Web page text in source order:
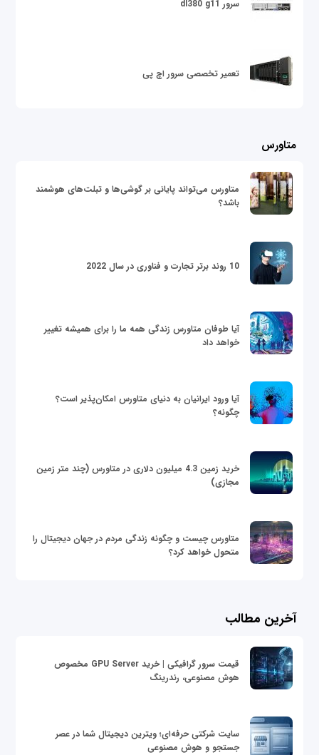
سرور dl380 g11
تعمیر تخصصی سرور اچ پی
متاورس
متاورس می‌تواند پایانی بر گوشی‌ها و تبلت‌های هوشمند
باشد؟
10 روند برتر تجارت و فناوری در سال 2022
آیا طوفان متاورس زندگی همه ما را برای همیشه تغییر
خواهد داد
آیا ورود ایرانیان به دنیای متاورس امکان‌پذیر است؟
چگونه؟
خرید زمین 4.3 میلیون دلاری در متاورس (چند متر زمین
مجازی)
متاورس چیست و چگونه زندگی مردم در جهان دیجیتال را
متحول خواهد کرد؟
آخرین مطالب
قیمت سرور گرافیکی | خرید GPU Server مخصوص
هوش مصنوعی، رندرینگ
سایت شرکتی حرفه‌ای؛ ویترین دیجیتال شما در عصر
جستجو و هوش مصنوعی